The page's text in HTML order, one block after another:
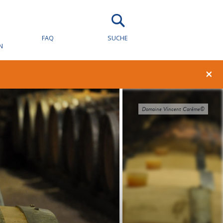
FAQ SUCHE
×
Domaine Vincent Carême©